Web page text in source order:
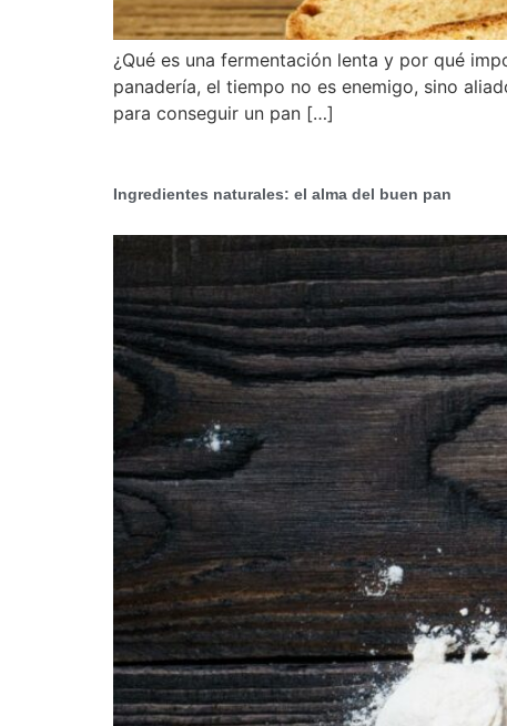
¿Qué es una fermentación lenta y por qué
panadería, el tiempo no es enemigo, sino
para conseguir un pan […]
Ingredientes naturales: el alma del buen pan